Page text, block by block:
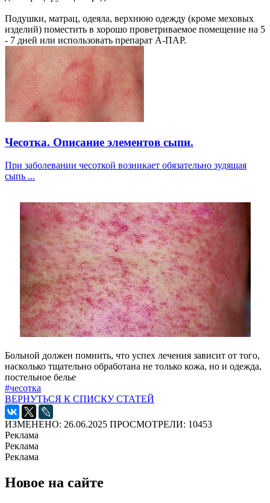
Подушки, матрац, одеяла, верхнюю одежду (кроме меховых
изделий) поместить в хорошо проветриваемое помещение на 5
- 7 дней или использовать препарат А-ПАР.
Чесотка. Описание элементов сыпи.
При заболевании чесоткой возникает обязательно зудящая
сыпь ...
Больной должен помнить, что успех лечения зависит от того,
насколько тщательно обработана не только кожа, но и одежда,
постельное белье
#чесотка
ВЕРНУТЬСЯ К СПИСКУ СТАТЕЙ
ИЗМЕНЕНО: 26.06.2025 ПРОСМОТРЕЛИ: 10453
Реклама
Реклама
Реклама
Новое на сайте